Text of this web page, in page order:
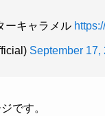
ーキャラメル
September 17,
です。